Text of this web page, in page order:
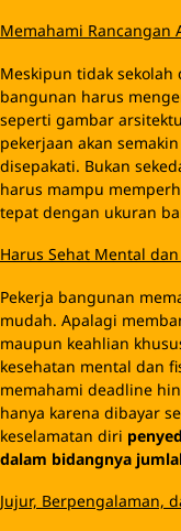
Memahami Rancangan
Meskipun tidak
bangunan harus
seperti gambar
pekerjaan akan
disepakati. Bukan
harus mampu
tepat dengan ukuran
Harus Sehat Mental dan
Pekerja bangunan
mudah. Apalagi
maupun keahlian
kesehatan mental dan
memahami deadline
hanya karena dibayar
keselamatan diri p
dalam bidangnya
Jujur, Berpengalaman,